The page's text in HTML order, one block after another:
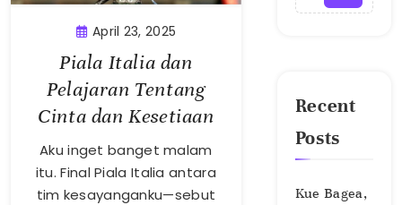
April 23, 2025
Piala Italia dan
Pelajaran Tentang
Cinta dan Kesetiaan
Aku inget banget malam
itu. Final Piala Italia antara
tim kesayanganku—sebut
Recent
Posts
Kue Bagea,